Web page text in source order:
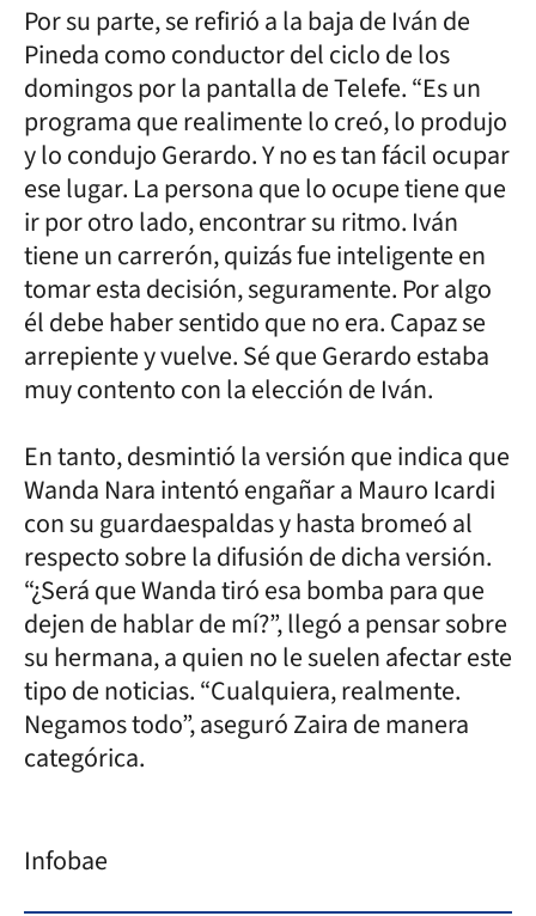
Por su parte, se refirió a la baja de Iván de
Pineda como conductor del ciclo de los
domingos por la pantalla de Telefe. “Es un
programa que realimente lo creó, lo produjo
y lo condujo Gerardo. Y no es tan fácil ocupar
ese lugar. La persona que lo ocupe tiene que
ir por otro lado, encontrar su ritmo. Iván
tiene un carrerón, quizás fue inteligente en
tomar esta decisión, seguramente. Por algo
él debe haber sentido que no era. Capaz se
arrepiente y vuelve. Sé que Gerardo estaba
muy contento con la elección de Iván.
En tanto, desmintió la versión que indica que
Wanda Nara intentó engañar a Mauro Icardi
con su guardaespaldas y hasta bromeó al
respecto sobre la difusión de dicha versión.
“¿Será que Wanda tiró esa bomba para que
dejen de hablar de mí?”, llegó a pensar sobre
su hermana, a quien no le suelen afectar este
tipo de noticias. “Cualquiera, realmente.
Negamos todo”, aseguró Zaira de manera
categórica.
Infobae